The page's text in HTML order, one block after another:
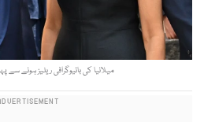
میلانیا کی بائیوگرافی ریلیز ہونے